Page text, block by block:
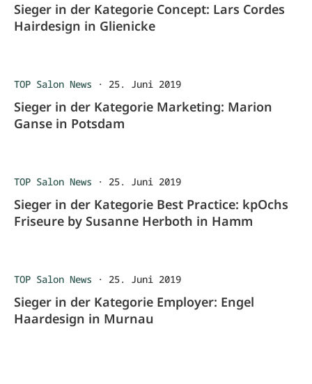
Sieger in der Kategorie Concept: Lars Cordes
Hairdesign in Glienicke
TOP Salon News · 25. Juni 2019
Sieger in der Kategorie Marketing: Marion
Ganse in Potsdam
TOP Salon News · 25. Juni 2019
Sieger in der Kategorie Best Practice: kpOchs
Friseure by Susanne Herboth in Hamm
TOP Salon News · 25. Juni 2019
Sieger in der Kategorie Employer: Engel
Haardesign in Murnau